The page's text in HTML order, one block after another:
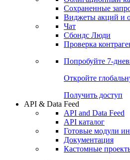
Сохраненные
Виджеты акций и
Чат
Сбондс Люди
Проверка
Попробуйте 7-
Откройте
Получить доступ
API & Data Feed
API and Data Feed
API каталог
Готовые модули
Документация
Кастомные